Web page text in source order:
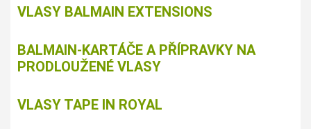
VLASY BALMAIN EXTENSIONS
BALMAIN-KARTÁČE A PŘÍPRAVKY NA
PRODLOUŽENÉ VLASY
VLASY TAPE IN ROYAL